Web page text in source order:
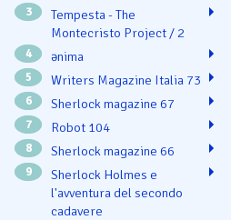
3
Tempesta - The
Montecristo Project / 2
4 ənima
5 Writers Magazine Italia 73
6 Sherlock magazine 67
7 Robot 104
8 Sherlock magazine 66
9
Sherlock Holmes e
l'avventura del secondo
cadavere